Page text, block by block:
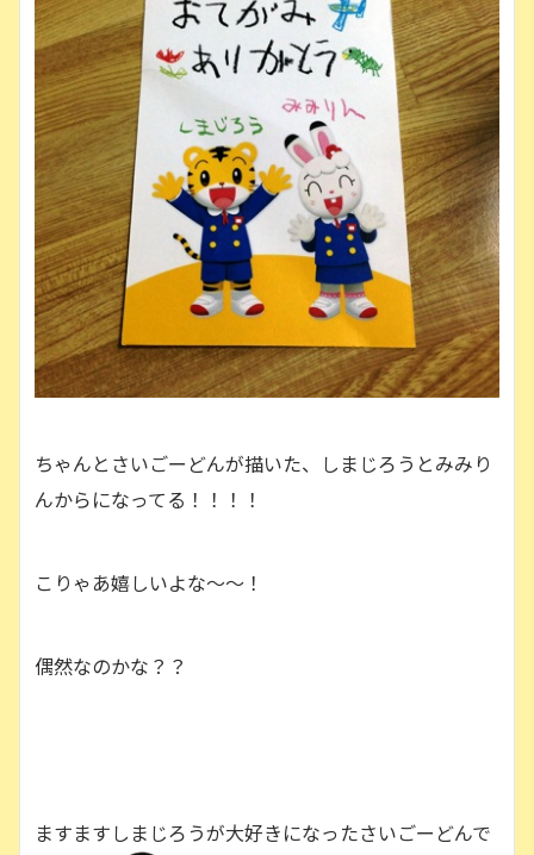
ちゃんとさいごーどんが描いた、しまじろうとみみり
んからになってる！！！！
こりゃあ嬉しいよな〜〜！
偶然なのかな？？
ますますしまじろうが大好きになったさいごーどんで